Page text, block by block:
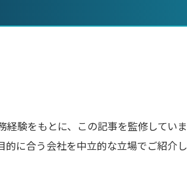
験をもとに、この記事を監修していま
に合う会社を中立的な立場でご紹介し